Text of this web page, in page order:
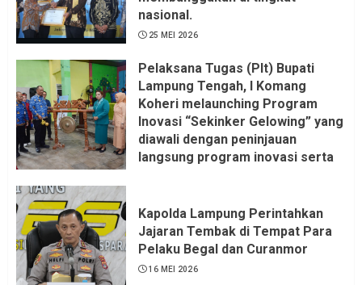
nasional.
25 MEI 2026
Pelaksana Tugas (Plt) Bupati
Lampung Tengah, I Komang
Koheri melaunching Program
Inovasi “Sekinker Gelowing” yang
diawali dengan peninjauan
langsung program inovasi serta
Bandar Jaya Barat, Kecamatan
Terbanggi Besar, Rabu
(20/05/2026).
21 MEI 2026
Kapolda Lampung Perintahkan
Jajaran Tembak di Tempat Para
Pelaku Begal dan Curanmor
16 MEI 2026